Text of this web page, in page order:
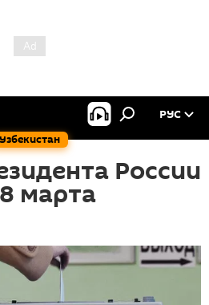
Узбекистан
РУС
России
марта